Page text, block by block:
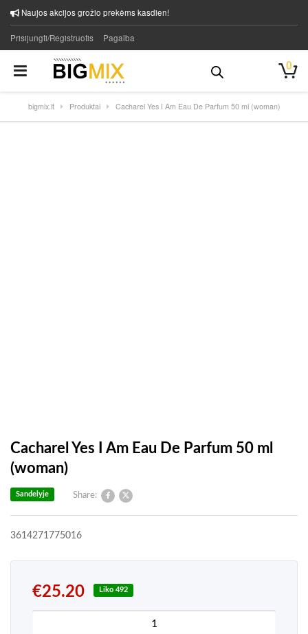
Naujos akcijos grožio prekėms kasdien!
Prisijungti/Registruotis Pagalba
0
bigmix.lt Produktai Cacharel Yes I Am Eau De Parfum 50 ml (woman)
Cacharel Yes I Am Eau De Parfum 50 ml
(woman)
Share:
Sandelyje
3614271775016
€25.20 Liko 492
produkto kiekis: Cacharel Yes I Am Eau De